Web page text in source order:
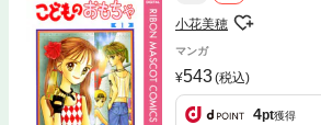
小花美穂
マンガ
543(税込)
4pt獲得